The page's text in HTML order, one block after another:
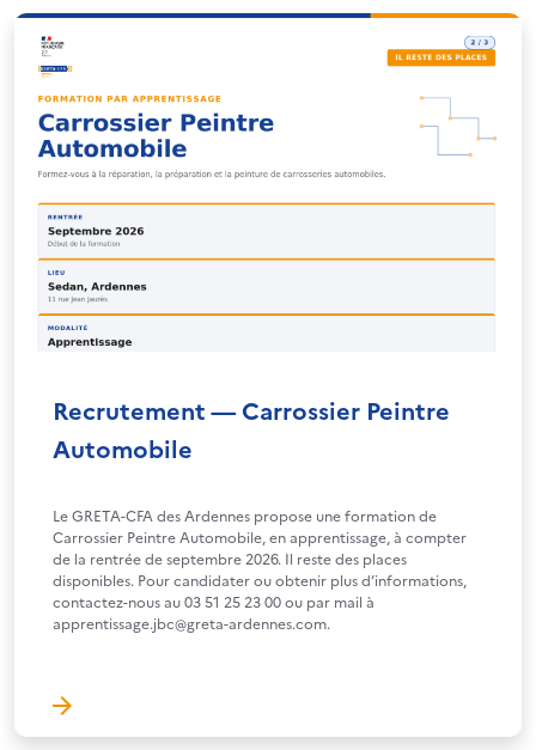
Recrutement — Carrossier Peintre
Automobile
Le GRETA-CFA des Ardennes propose une formation de
Carrossier Peintre Automobile, en apprentissage, à compter
de la rentrée de septembre 2026. Il reste des places
disponibles. Pour candidater ou obtenir plus d’informations,
contactez-nous au 03 51 25 23 00 ou par mail à
apprentissage.jbc@greta-ardennes.com.